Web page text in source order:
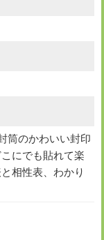
筒のかわいい封印
にでも貼れて楽
相性表、わかり